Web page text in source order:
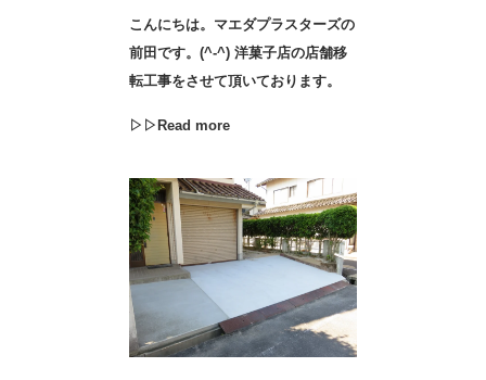
こんにちは。マエダプラスターズの
前田です。(^-^) 洋菓子店の店舗移
転工事をさせて頂いております。
▷▷Read more